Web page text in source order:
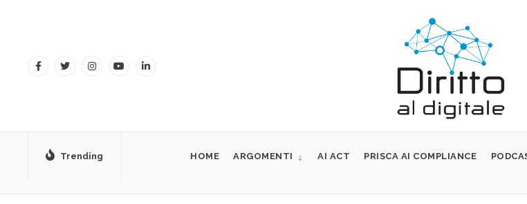
Trending HOME ARGOMENTI AI ACT PRISCA AI COMPLIANCE